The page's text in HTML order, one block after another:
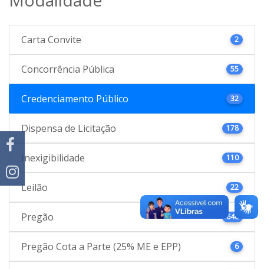
Carta Convite 2
Concorrência Pública 55
Credenciamento Público 32
Dispensa de Licitação 178
Inexigibilidade 110
Leilão 22
Pregão 646
Pregão Cota a Parte (25% ME e EPP) 6